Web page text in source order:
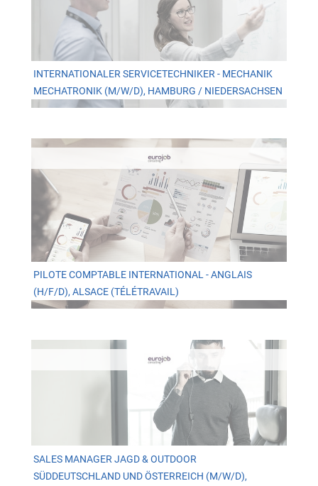
INTERNATIONALER SERVICETECHNIKER - MECHANIK
MECHATRONIK (M/W/D), HAMBURG / NIEDERSACHSEN
PILOTE COMPTABLE INTERNATIONAL - ANGLAIS
(H/F/D), ALSACE (TÉLÉTRAVAIL)
SALES MANAGER JAGD & OUTDOOR
SÜDDEUTSCHLAND UND ÖSTERREICH (M/W/D),